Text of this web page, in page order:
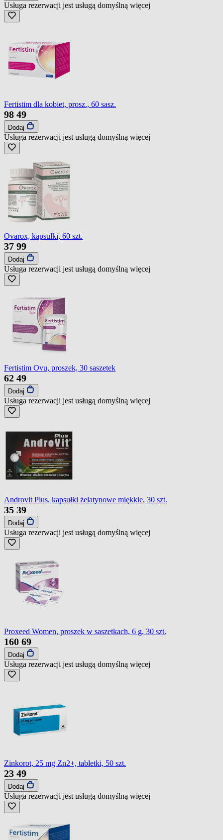
Usługa rezerwacji jest usługą domyślną więcej
Fertistim dla kobiet, prosz., 60 sasz.
98 49
Dodaj
Usługa rezerwacji jest usługą domyślną więcej
Ovarox, kapsułki, 60 szt.
37 99
Dodaj
Usługa rezerwacji jest usługą domyślną więcej
Fertistim Ovu, proszek, 30 saszetek
62 49
Dodaj
Usługa rezerwacji jest usługą domyślną więcej
Androvit Plus, kapsułki żelatynowe miękkie, 30 szt.
35 39
Dodaj
Usługa rezerwacji jest usługą domyślną więcej
Proxeed Women, proszek w saszetkach, 6 g, 30 szt.
160 69
Dodaj
Usługa rezerwacji jest usługą domyślną więcej
Zinkorot, 25 mg Zn2+, tabletki, 50 szt.
23 49
Dodaj
Usługa rezerwacji jest usługą domyślną więcej